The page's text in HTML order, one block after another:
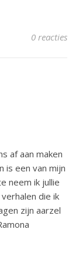
0 reacties
af aan maken
is een van mijn
neem ik jullie
die ik
zijn aarzel